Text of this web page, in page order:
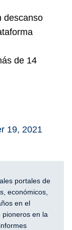
descanso
de 14
19, 2021
portales de
económicos,
en el
pioneros en la